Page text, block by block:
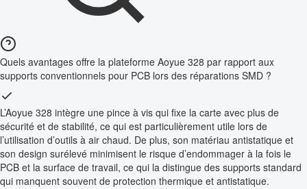
Quels avantages offre la plateforme Aoyue 328 par rapport aux
supports conventionnels pour PCB lors des réparations SMD ?
L’Aoyue 328 intègre une pince à vis qui fixe la carte avec plus de
sécurité et de stabilité, ce qui est particulièrement utile lors de
l’utilisation d’outils à air chaud. De plus, son matériau antistatique et
son design surélevé minimisent le risque d’endommager à la fois le
PCB et la surface de travail, ce qui la distingue des supports standard
qui manquent souvent de protection thermique et antistatique.